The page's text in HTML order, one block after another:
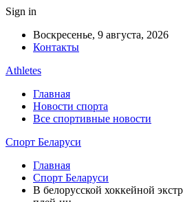
Sign in
Воскресенье, 9 августа, 2026
Контакты
Athletes
Главная
Новости спорта
Все спортивные новости
Спорт Беларуси
Главная
Спорт Беларуси
В белорусской хоккейной